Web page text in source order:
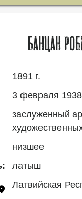
Банцан
1891 г.
3 февраля 1938
заслуженный
низшее
латыш
Латвийская